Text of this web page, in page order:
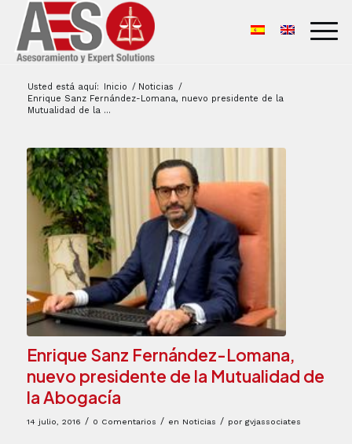
Usted está aquí: Inicio / Noticias /
Enrique Sanz Fernández-Lomana, nuevo presidente de la
Mutualidad de la ...
Enrique Sanz Fernández-Lomana,
nuevo presidente de la Mutualidad de
la Abogacía
14 julio, 2016 / 0 Comentarios / en Noticias / por gvjassociates